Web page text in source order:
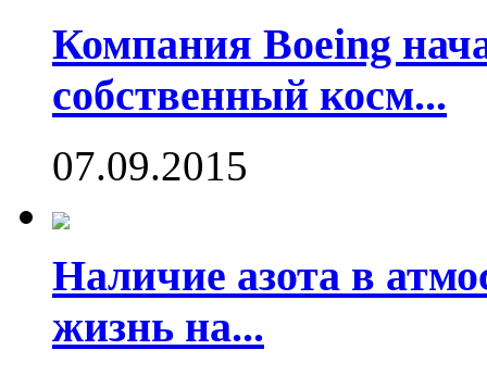
Компания Boeing
собственный косм...
07.09.2015
Наличие азота в
жизнь на...